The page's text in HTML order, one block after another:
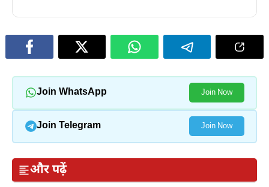
Join WhatsApp Join Now
Join Telegram Join Now
और पढ़ें